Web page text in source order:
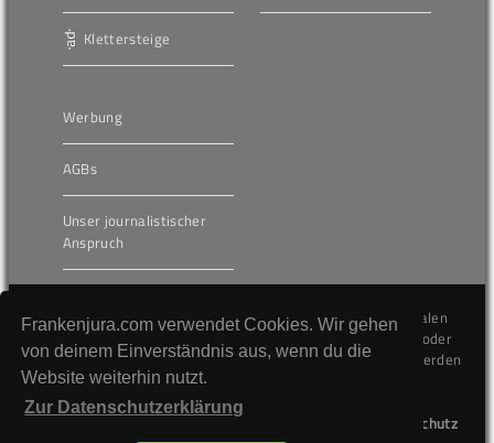
Frankenjura.com verwendet Cookies. Wir gehen
von deinem Einverständnis aus, wenn du die
Website weiterhin nutzt.
Zur Datenschutzerklärung
Klettersteige
Werbung
AGBs
Unser journalistischer
Anspruch
Die hier veröffentlichten Inhalte unterliegen dem internationalen
Urheberrecht (Copyright) und dürfen nicht kopiert, verändert oder
unverändert wiederveröffentlicht werden. Gegen Verstöße werden
wir auf juristischem Wege vorgehen.
Kontakt
Datenschutz